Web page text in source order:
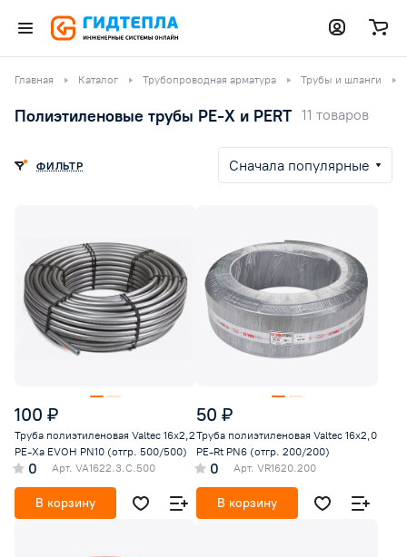
Главная Каталог Трубопроводная арматура Трубы и шланги
Полиэтиленовые трубы PE-X и PERT 11 товаров
ФИЛЬТР Сначала популярные
100 ₽
Труба полиэтиленовая Valtec 16x2,2
PE-Xa EVOH PN10 (отгр. 500/500)
0 Арт. VA1622.3.C.500
В корзину
50 ₽
Труба полиэтиленовая Valtec 16x2,0
PE-Rt PN6 (отгр. 200/200)
0 Арт. VR1620.200
В корзину